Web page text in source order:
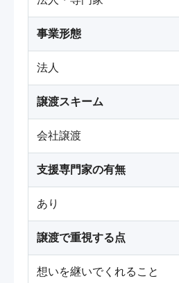
事業形態
法人
譲渡スキーム
会社譲渡
支援専門家の有無
あり
譲渡で重視する点
想いを継いでくれること